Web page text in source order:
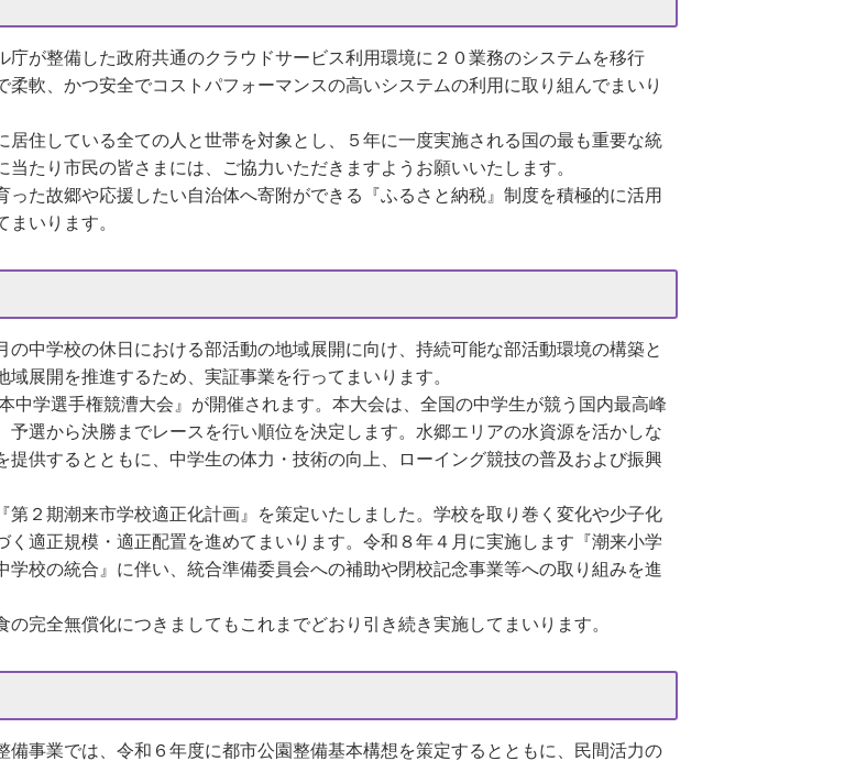
が整備した政府共通のクラウドサービス利用環境に２０業務のシステムを移行
軟、かつ安全でコストパフォーマンスの高いシステムの利用に取り組んでまいり
住している全ての人と世帯を対象とし、５年に一度実施される国の最も重要な統
たり市民の皆さまには、ご協力いただきますようお願いいたします。
た故郷や応援したい自治体へ寄附ができる『ふるさと納税』制度を積極的に活用
いります。
中学校の休日における部活動の地域展開に向け、持続可能な部活動環境の構築と
展開を推進するため、実証事業を行ってまいります。
学選手権競漕大会』が開催されます。本大会は、全国の中学生が競う国内最高峰
選から決勝までレースを行い順位を決定します。水郷エリアの水資源を活かしな
供するとともに、中学生の体力・技術の向上、ローイング競技の普及および振興
２期潮来市学校適正化計画』を策定いたしました。学校を取り巻く変化や少子化
適正規模・適正配置を進めてまいります。令和８年４月に実施します『潮来小学
校の統合』に伴い、統合準備委員会への補助や閉校記念事業等への取り組みを進
完全無償化につきましてもこれまでどおり 引き続き実施してまいります。
事業では、令和６年度に都市公園整備基本構想を策定するとともに、民間活力の